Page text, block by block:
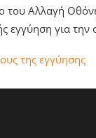
του Αλλαγή
εγγύηση για την
της εγγύησης